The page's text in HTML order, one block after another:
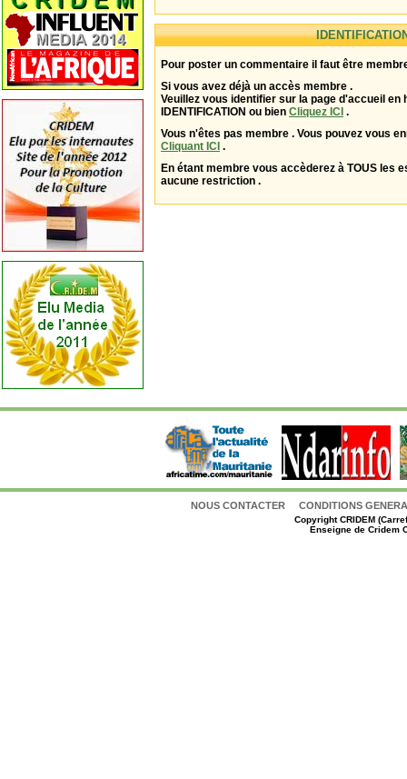
Pour poster un commentaire il faut être
Si vous avez déjà un accès membre .
Veuillez vous identifier sur la page d'accueil en
IDENTIFICATION ou bien Cliquez ICI .
Vous n'êtes pas membre . Vous pouvez vous
Cliquant ICI .
En étant membre vous accèderez à TOUS les
aucune restriction .
NOUS CONTACTER CONDITIONS
CopyrightCRIDEM
Enseigne de Cridem